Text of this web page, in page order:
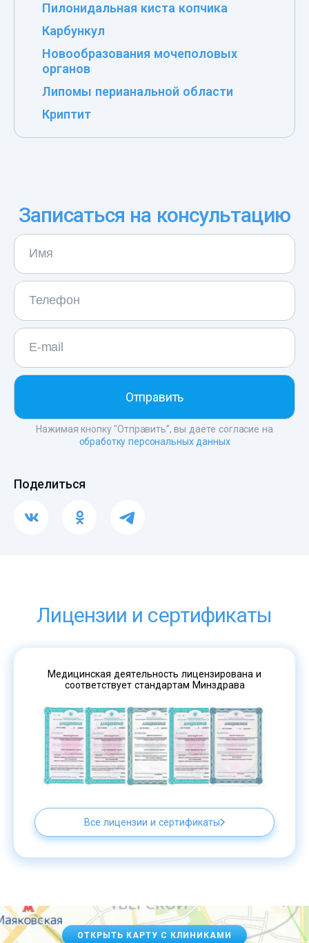
Пилонидальная киста копчика
Карбункул
Новообразования мочеполовых
органов
Липомы перианальной области
Криптит
Записаться на консультацию
Нажимая кнопку "Отправить", вы даете согласие на
обработку персональных данных
Поделиться
Лицензии и сертификаты
Медицинская деятельность лицензирована и
соответствует стандартам Минздрава
Все лицензии и сертификаты
ОТКРЫТЬ КАРТУ С КЛИНИКАМИ